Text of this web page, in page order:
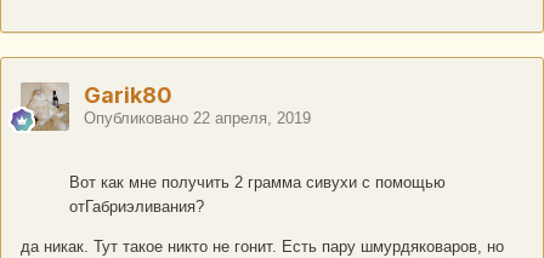
Garik80
Опубликовано 22 апреля, 2019
Вот как мне получить 2 грамма сивухи с помощью
отГабриэливания?
да никак. Тут такое никто не гонит. Есть пару шмурдяковаров, но